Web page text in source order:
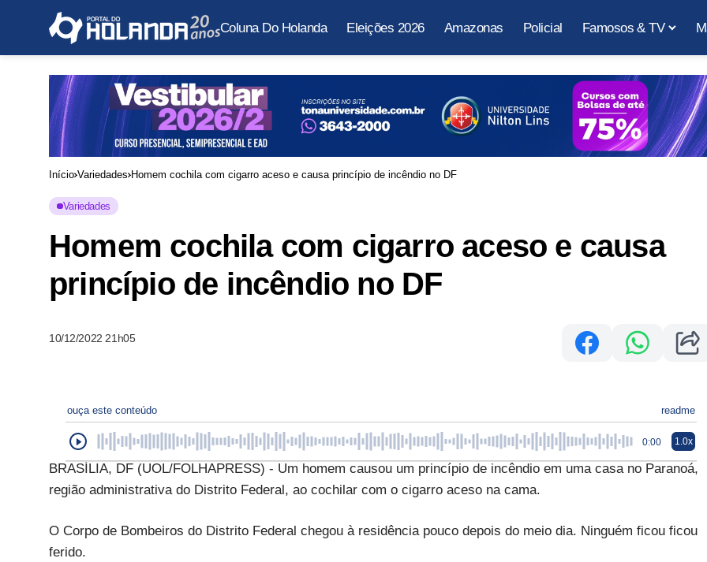
Coluna Do Holanda Eleições 2026 Amazonas Policial Famosos & TV
Início Variedades Homem cochila com cigarro aceso e causa princípio de incêndio no DF
Variedades
Homem cochila com cigarro aceso e causa
princípio de incêndio no DF
10/12/2022 21h05
ouça este conteúdo readme
0:00 1.0x
BRASÍLIA, DF (UOL/FOLHAPRESS) - Um homem causou um princípio de incêndio em uma casa no Paranoá,
região administrativa do Distrito Federal, ao cochilar com o cigarro aceso na cama.
O Corpo de Bombeiros do Distrito Federal chegou à residência pouco depois do meio dia. Ninguém ficou ficou
ferido.